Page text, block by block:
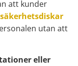
att kunder
utan att
eller